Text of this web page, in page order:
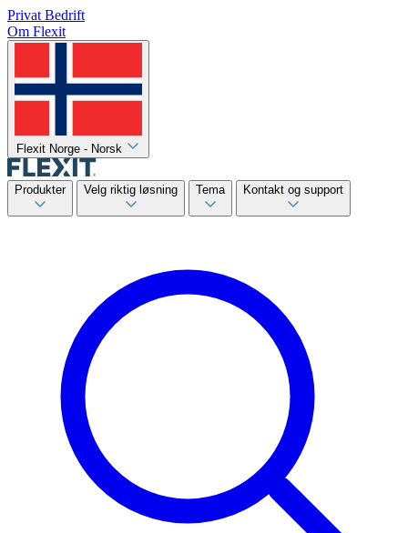
Privat Bedrift
Om Flexit
Flexit Norge - Norsk
Produkter Velg riktig løsning Tema Kontakt og support